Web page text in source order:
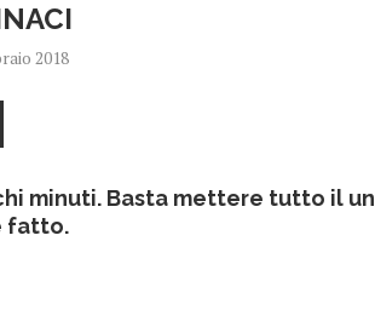
2018
minuti. Basta mettere tutto il un
fatto.